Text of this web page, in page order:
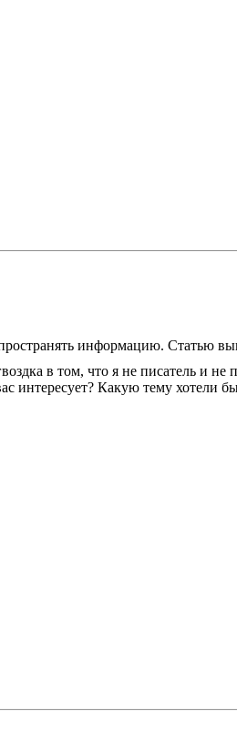
информацию. Статью
в том, что я не писатель и
Какую тему хотели бы